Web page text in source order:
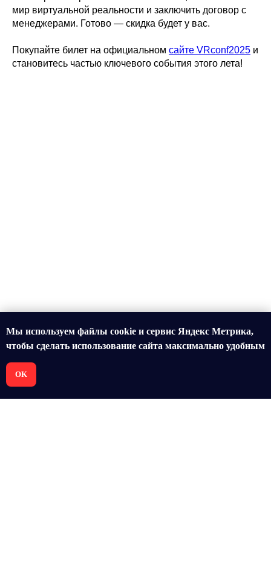
Мы используем файлы cookie и сервис Яндекс Метрика,
чтобы сделать использование сайта максимально удобным
OK
мир виртуальной реальности и заключить договор с
менеджерами. Готово — скидка будет у вас.
Покупайте билет на официальном сайте VRconf2025 и
становитесь частью ключевого события этого лета!